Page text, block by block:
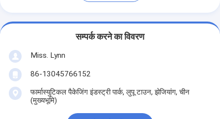
सम्पर्क करने का विवरण
Miss. Lynn
86-13045766152
फार्मास्युटिकल पैकेजिंग इंडस्ट्री पार्क, लुपू टाउन, झेजियांग, चीन
(मुख्यभूमि)